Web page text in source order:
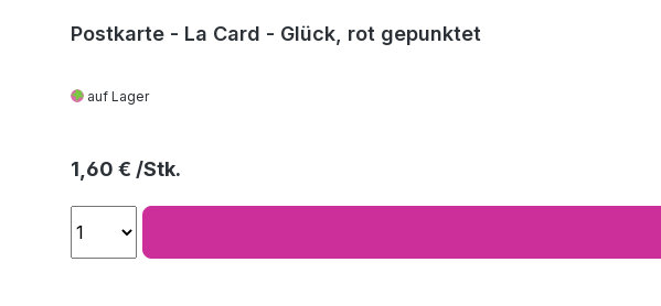
Postkarte - La Card - Glück, rot gepunktet
auf Lager
Regulärer Preis:
1,60 €